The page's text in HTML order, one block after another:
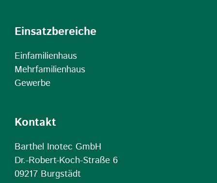
Einsatzbereiche
Einfamilienhaus
Mehrfamilienhaus
Gewerbe
Kontakt
Barthel Inotec GmbH
Dr.-Robert-Koch-Straße 6
09217 Burgstädt